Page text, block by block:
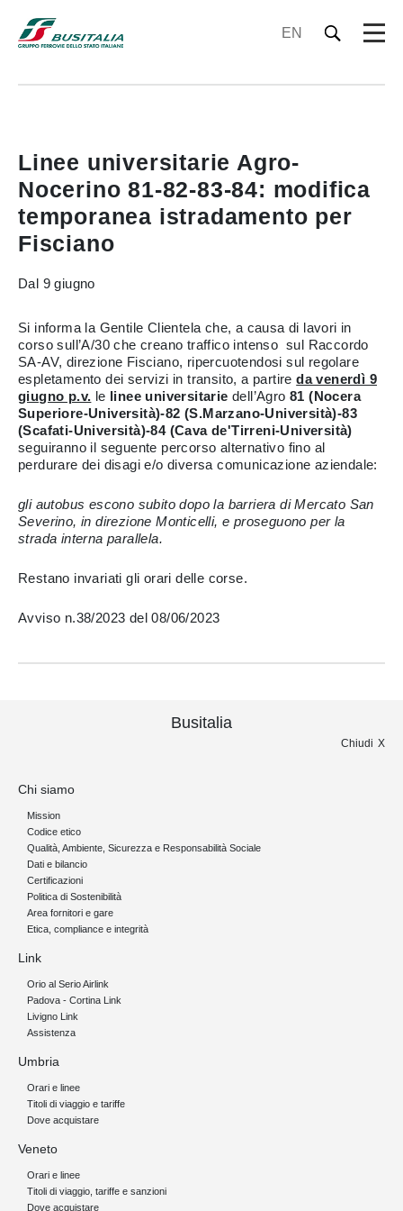
EN
Linee universitarie Agro-
Nocerino 81-82-83-84: modifica
temporanea istradamento per
Fisciano
Dal 9 giugno
Si informa la Gentile Clientela che, a causa di lavori in
corso sull’A/30 che creano traffico intenso sul Raccordo
SA-AV, direzione Fisciano, ripercuotendosi sul regolare
espletamento dei servizi in transito, a partireda venerdì 9
giugno p.v. le linee universitariedell’Agro81 (Nocera
Superiore-Università)-82 (S.Marzano-Università)-83
(Scafati-Università)-84 (Cava de'Tirreni-Università)
seguiranno il seguente percorso alternativo fino al
perdurare dei disagi e/o diversa comunicazione aziendale:
gli autobus escono subito dopo la barriera di Mercato San
Severino, in direzione Monticelli, e proseguono per la
strada interna parallela.
Restano invariati gli orari delle corse.
Avviso n.38/2023 del 08/06/2023
Busitalia
Chiudi
Chi siamo
Mission
Codice etico
Qualità, Ambiente, Sicurezza e Responsabilità Sociale
Dati e bilancio
Certificazioni
Politica di Sostenibilità
Area fornitori e gare
Etica, compliance e integrità
Link
Orio al Serio Airlink
Padova - Cortina Link
Livigno Link
Assistenza
Umbria
Orari e linee
Titoli di viaggio e tariffe
Dove acquistare
Veneto
Orari e linee
Titoli di viaggio, tariffe e sanzioni
Dove acquistare